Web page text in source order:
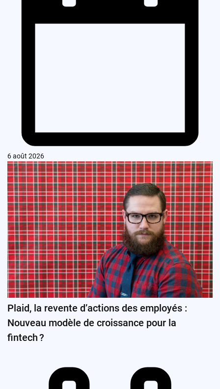
6 août 2026
Plaid, la revente d’actions des employés :
Nouveau modèle de croissance pour la
fintech ?